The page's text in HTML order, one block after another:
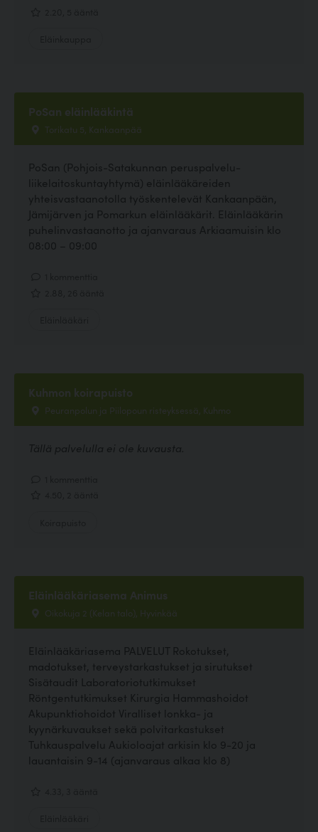
PoSan eläinlääkintä
Torikatu 5, Kankaanpää
PoSan (Pohjois-Satakunnan peruspalvelu-
liikelaitoskuntayhtymä) eläinlääkäreiden
yhteisvastaanotolla työskentelevät Kankaanpään,
Jämijärven ja Pomarkun eläinlääkärit. Eläinlääkärin
puhelinvastaanotto ja ajanvaraus Arkiaamuisin klo
08:00 – 09:00
Kuhmon koirapuisto
Peuranpolun ja Piilopoun risteyksessä, Kuhmo
Tällä palvelulla ei ole kuvausta.
Eläinlääkäriasema Animus
Oikokuja 2 (Kelan talo), Hyvinkää
Eläinlääkäriasema PALVELUT Rokotukset,
madotukset, terveystarkastukset ja sirutukset
Sisätaudit Laboratoriotutkimukset
Röntgentutkimukset Kirurgia Hammashoidot
Akupunktiohoidot Viralliset lonkka- ja
kyynärkuvaukset sekä polvitarkastukset
Tuhkauspalvelu Aukioloajat arkisin klo 9-20 ja
lauantaisin 9-14 (ajanvaraus alkaa klo 8)